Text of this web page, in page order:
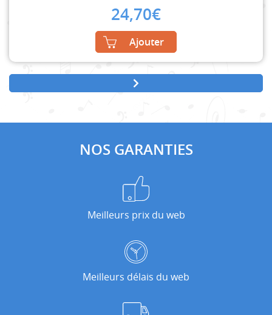
24,70€
Ajouter
NOS GARANTIES
Meilleurs prix du web
Meilleurs délais du web